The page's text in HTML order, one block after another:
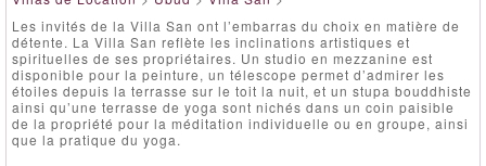
Les invités de la Villa San ont l’embarras du choix en matière de
détente. La Villa San reflète les inclinations artistiques et
spirituelles de ses propriétaires. Un studio en mezzanine est
disponible pour la peinture, un télescope permet d’admirer les
étoiles depuis la terrasse sur le toit la nuit, et un stupa bouddhiste
ainsi qu’une terrasse de yoga sont nichés dans un coin paisible
de la propriété pour la méditation individuelle ou en groupe, ainsi
que la pratique du yoga.